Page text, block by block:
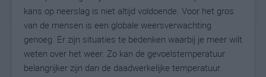
kans op neerslag is niet altijd voldoende. Voor het gros
van de mensen is een globale weersverwachting
genoeg. Er zijn situaties te bedenken waarbij je meer wilt
weten over het weer. Zo kan de gevoelstemperatuur
belangrijker zijn dan de daadwerkelijke temperatuur.